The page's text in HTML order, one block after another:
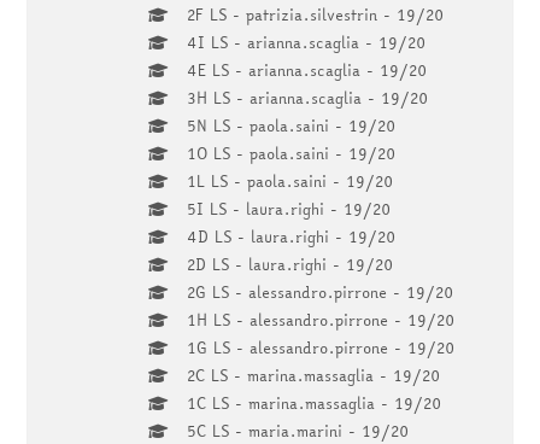
2F LS - patrizia.silvestrin - 19/20
4I LS - arianna.scaglia - 19/20
4E LS - arianna.scaglia - 19/20
3H LS - arianna.scaglia - 19/20
5N LS - paola.saini - 19/20
1O LS - paola.saini - 19/20
1L LS - paola.saini - 19/20
5I LS - laura.righi - 19/20
4D LS - laura.righi - 19/20
2D LS - laura.righi - 19/20
2G LS - alessandro.pirrone - 19/20
1H LS - alessandro.pirrone - 19/20
1G LS - alessandro.pirrone - 19/20
2C LS - marina.massaglia - 19/20
1C LS - marina.massaglia - 19/20
5C LS - maria.marini - 19/20